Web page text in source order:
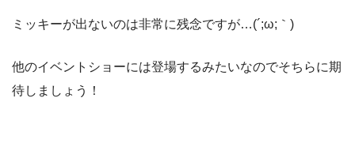
ミッキーが出ないのは非常に残念ですが…(´;ω;｀)
他のイベントショーには登場するみたいなのでそちらに期
待しましょう！